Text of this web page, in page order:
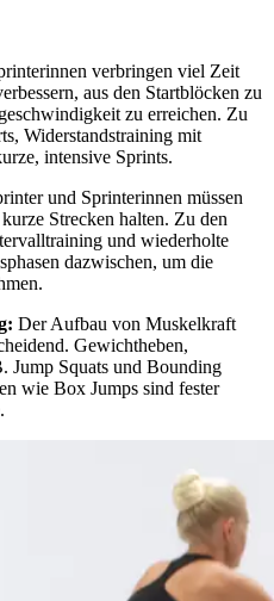
verbringen viel Zeit
aus den Startblöcken zu
zu erreichen. Zu
Widerstandstraining mit
intensive Sprints.
und Sprinterinnen müssen
Strecken halten. Zu den
und wiederholte
dazwischen, um die
Der Aufbau von Muskelkraft
Gewichtheben,
Jump Squats und Bounding
wie Box Jumps sind fester